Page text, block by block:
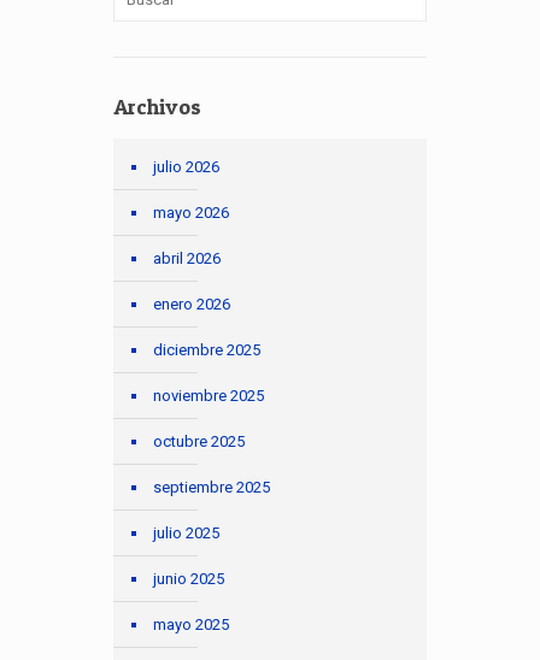
Archivos
julio 2026
mayo 2026
abril 2026
enero 2026
diciembre 2025
noviembre 2025
octubre 2025
septiembre 2025
julio 2025
junio 2025
mayo 2025